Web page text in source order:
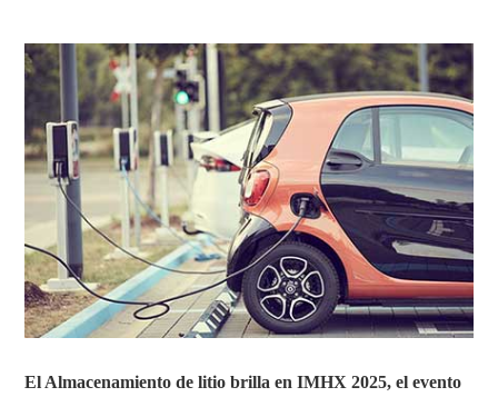
El Almacenamiento de litio brilla en IMHX 2025, el evento